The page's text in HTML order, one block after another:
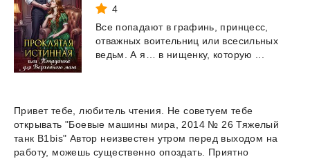
4
Все попадают в графинь,
принцесс,
отважных воительниц или всесильных
ведьм.
А я… в нищенку, которую
Привет тебе, любитель чтения. Не советуем тебе
открывать "Боевые машины мира, 2014 № 26 Тяжелый
танк B1bis" Автор неизвестен утром перед выходом на
работу, можешь существенно опоздать. Приятно